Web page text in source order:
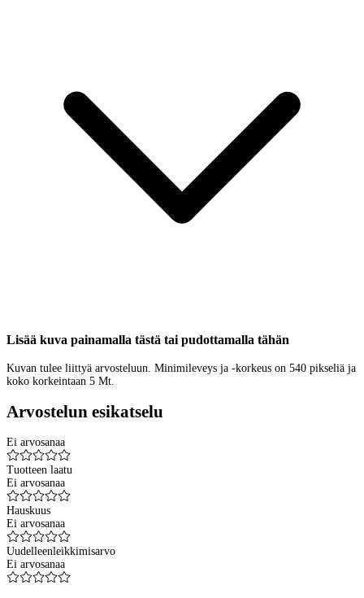
Lisää kuva painamalla tästä tai pudottamalla tähän
Kuvan tulee liittyä arvosteluun. Minimileveys ja -korkeus on 540 pikseliä ja
koko korkeintaan 5 Mt.
Arvostelun esikatselu
Ei arvosanaa
Tuotteen laatu
Ei arvosanaa
Hauskuus
Ei arvosanaa
Uudelleenleikkimisarvo
Ei arvosanaa